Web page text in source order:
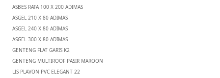
ASBES RATA 100 X 200 ADIMAS
ASGEL 210 X 80 ADIMAS
ASGEL 240 X 80 ADIMAS
ASGEL 300 X 80 ADIMAS
GENTENG FLAT GARIS K2
GENTENG MULTIROOF PASIR MAROON
LIS PLAVON PVC ELEGANT 22